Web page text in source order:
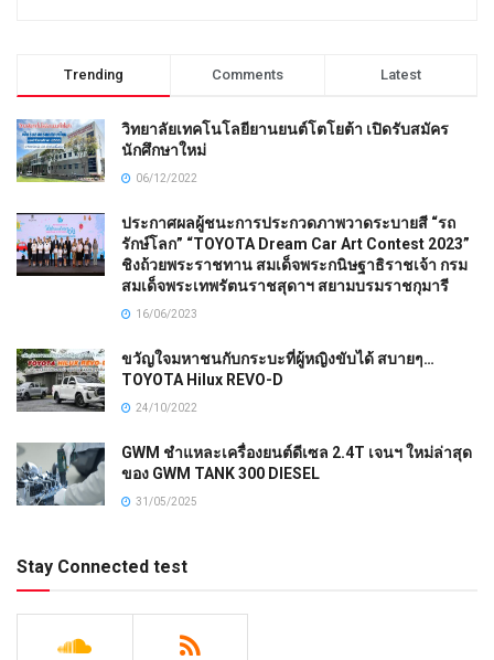
Trending Comments Latest
วิทยาลัยเทคโนโลยียานยนต์โตโยต้า เปิดรับสมัคร
นักศึกษาใหม่
06/12/2022
ประกาศผลผู้ชนะการประกวดภาพวาดระบายสี “รถ
รักษ์โลก” “TOYOTA Dream Car Art Contest 2023”
ชิงถ้วยพระราชทาน สมเด็จพระกนิษฐาธิราชเจ้า กรม
สมเด็จพระเทพรัตนราชสุดาฯ สยามบรมราชกุมารี
16/06/2023
ขวัญใจมหาชนกับกระบะที่ผู้หญิงขับได้ สบายๆ…
TOYOTA Hilux REVO-D
24/10/2022
GWM ชำแหละเครื่องยนต์ดีเซล 2.4T เจนฯ ใหม่ล่าสุด
ของ GWM TANK 300 DIESEL
31/05/2025
Stay Connected test